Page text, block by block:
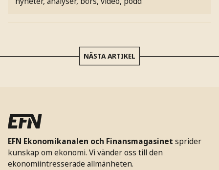
NÄSTA ARTIKEL
EFN Ekonomikanalen och Finansmagasinet sprider
kunskap om ekonomi. Vi vänder oss till den
ekonomiintresserade allmänheten.